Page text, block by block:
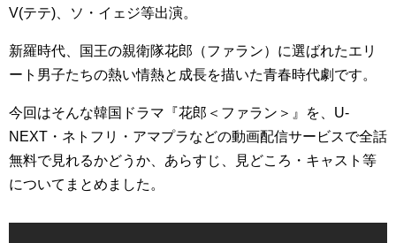
V(テテ)、ソ・イェジ等出演。
新羅時代、国王の親衛隊花郎（ファラン）に選ばれたエリ
ート男子たちの熱い情熱と成長を描いた青春時代劇です。
今回はそんな韓国ドラマ『花郎＜ファラン＞』を、U-
NEXT・ネトフリ・アマプラなどの動画配信サービスで全話
無料で見れるかどうか、あらすじ、見どころ・キャスト等
についてまとめました。